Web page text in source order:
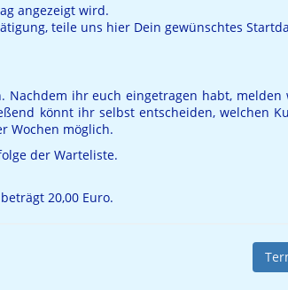
angezeigt wird.
teile uns hier Dein gewünschtes
Nachdem ihr euch eingetragen habt,
könnt ihr selbst entscheiden, welchen
Wochen möglich.
der Warteliste.
20,00 Euro.